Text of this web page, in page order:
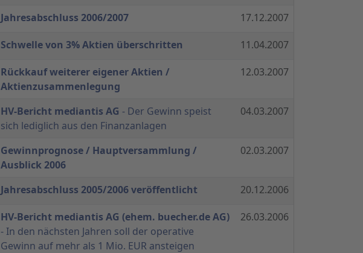
Jahresabschluss 2006/2007 17.12.2007
Schwelle von 3% Aktien überschritten 11.04.2007
Rückkauf weiterer eigener Aktien /
Aktienzusammenlegung
12.03.2007
HV-Bericht mediantis AG - Der Gewinn speist
sich lediglich aus den Finanzanlagen
04.03.2007
Gewinnprognose / Hauptversammlung /
Ausblick 2006
02.03.2007
Jahresabschluss 2005/2006 veröffentlicht 20.12.2006
HV-Bericht mediantis AG (ehem. buecher.de AG)
- In den nächsten Jahren soll der operative
Gewinn auf mehr als 1 Mio. EUR ansteigen
26.03.2006